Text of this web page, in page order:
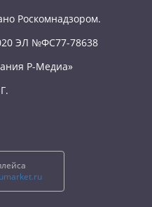
Роскомнадзором.
ЭЛ №ФС77-78638
Р-Медиа»